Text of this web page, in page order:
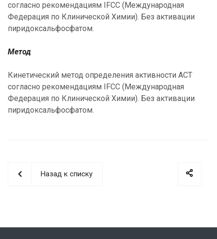
согласно рекомендациям IFCC (Международная
Федерация по Клинической Химии). Без активации
пиридоксальфосфатом.
Метод
Кинетический метод определения активности АCТ
согласно рекомендациям IFCC (Международная
Федерация по Клинической Химии). Без активации
пиридоксальфосфатом.
Назад к списку